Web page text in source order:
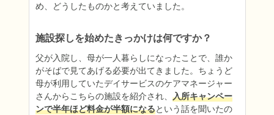
め、どうしたものかと考えていました。
施設探しを始めたきっかけは何ですか？
父が入院し、母が一人暮らしになったことで、誰か
がそばで見てあげる必要が出てきました。ちょうど
母が利用していたデイサービスのケアマネージャー
さんからこちらの施設を紹介され、 入所キャンペー
ンで半年ほど料金が半額になるという話を聞いたの